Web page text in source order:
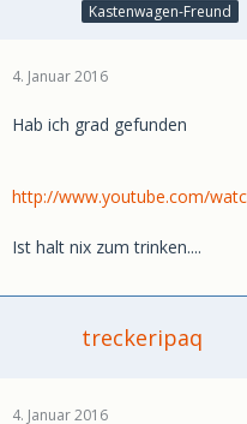
Kastenwagen-Freund
4. Januar 2016
Hab ich grad gefunden
http://www.youtube.com/
Ist halt nix zum trinken....
treckeripaq
4. Januar 2016